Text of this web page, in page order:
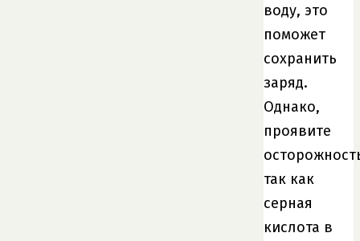
воду, это
поможет
сохранить
заряд.
Однако,
проявите
так как
серная
кислота в